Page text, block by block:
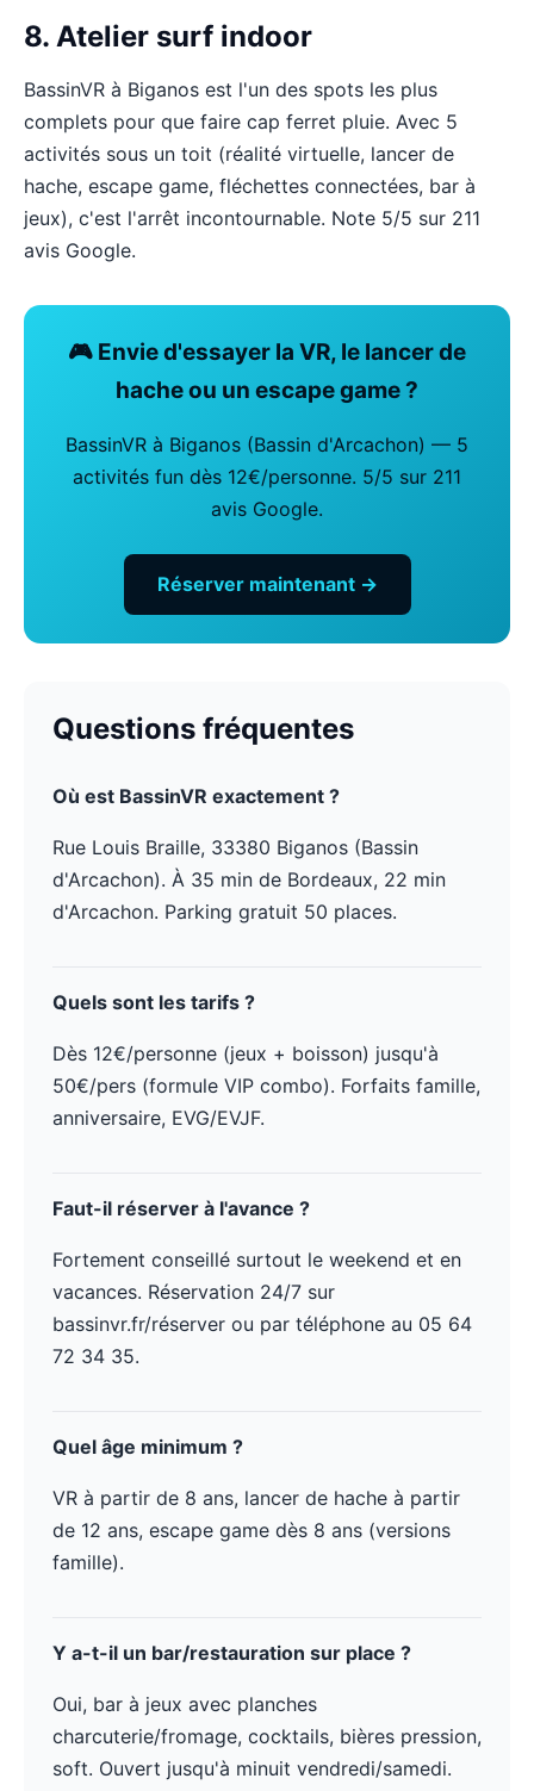
8. Atelier surf indoor
BassinVR à Biganos est l'un des spots les plus
complets pour que faire cap ferret pluie. Avec 5
activités sous un toit (réalité virtuelle, lancer de
hache, escape game, fléchettes connectées, bar à
jeux), c'est l'arrêt incontournable. Note 5/5 sur 211
avis Google.
🎮 Envie d'essayer la VR, le lancer de
hache ou un escape game ?
BassinVR à Biganos (Bassin d'Arcachon) — 5
activités fun dès 12€/personne. 5/5 sur 211
avis Google.
Réserver maintenant →
Questions fréquentes
Où est BassinVR exactement ?
Rue Louis Braille, 33380 Biganos (Bassin
d'Arcachon). À 35 min de Bordeaux, 22 min
d'Arcachon. Parking gratuit 50 places.
Quels sont les tarifs ?
Dès 12€/personne (jeux + boisson) jusqu'à
50€/pers (formule VIP combo). Forfaits famille,
anniversaire, EVG/EVJF.
Faut-il réserver à l'avance ?
Fortement conseillé surtout le weekend et en
vacances. Réservation 24/7 sur
bassinvr.fr/réserver ou par téléphone au 05 64
72 34 35.
Quel âge minimum ?
VR à partir de 8 ans, lancer de hache à partir
de 12 ans, escape game dès 8 ans (versions
famille).
Y a-t-il un bar/restauration sur place ?
Oui, bar à jeux avec planches
charcuterie/fromage, cocktails, bières pression,
soft. Ouvert jusqu'à minuit vendredi/samedi.